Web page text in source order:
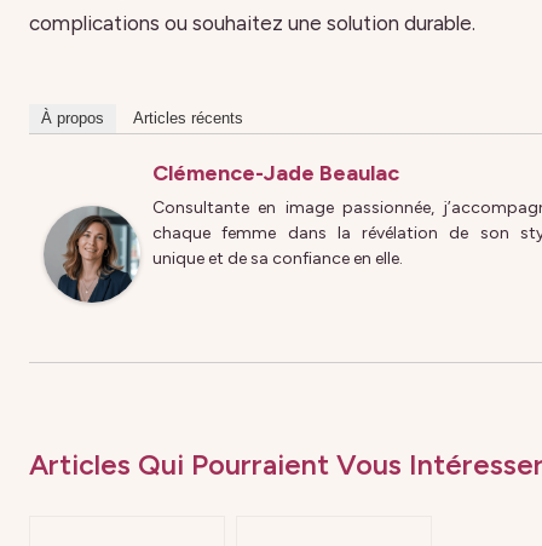
complications ou souhaitez une solution durable.
À propos Articles récents
Clémence-Jade Beaulac
Consultante en image passionnée,
chaque femme dans la révélation de son
unique et de sa confiance en elle.
Articles Qui Pourraient Vous